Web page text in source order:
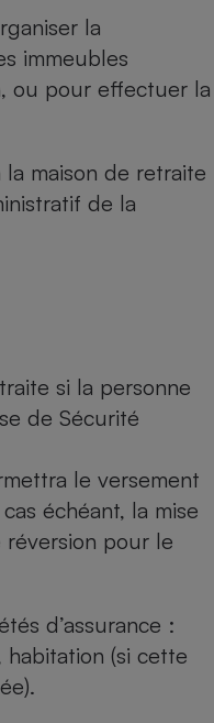
la
immeubles
ou pour effectuer la
maison de retraite
de la
si la personne
de Sécurité
le versement
échéant, la mise
pour le
d’assurance :
(si cette